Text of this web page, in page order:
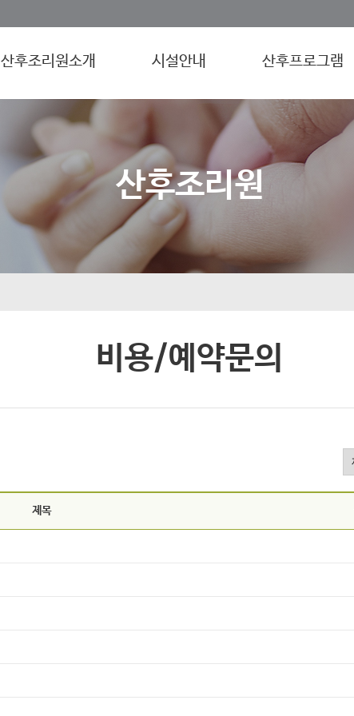
산후조리원소개 시설안내 산후프로그램
산후조리원
비용/예약문의
제목